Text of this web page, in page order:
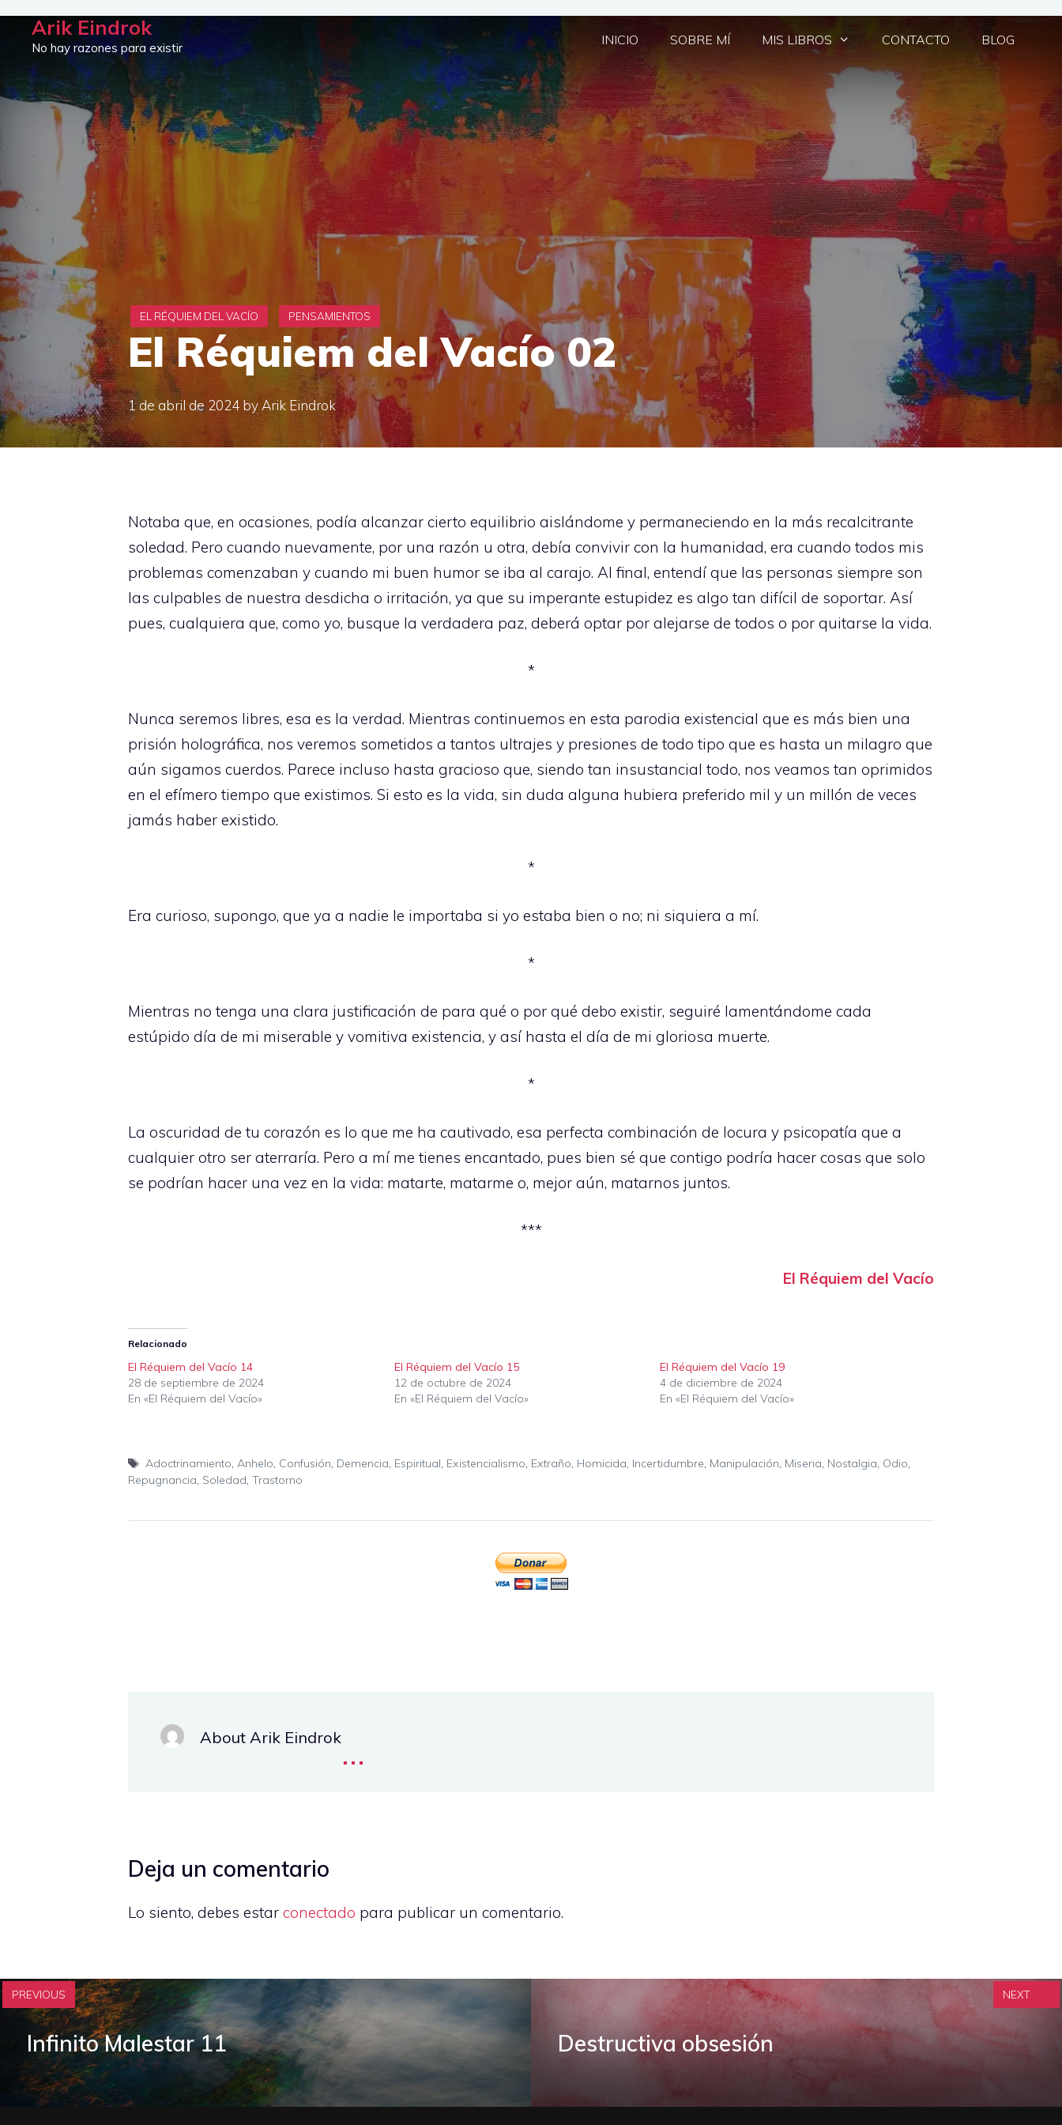
Saltar
contenido
Arik Eindrok
No hay razones para existir
INICIO SOBRE MÍ MIS LIBROS CONTACTO BLOG
El Réquiem del Vacío 02
1 de abril de 2024 by Arik Eindrok
Notaba que, en ocasiones, podía alcanzar cierto equilibrio aislándome y permaneciendo en la más recalcitrante
soledad. Pero cuando nuevamente, por una razón u otra, debía convivir con la humanidad, era cuando todos mis
problemas comenzaban y cuando mi buen humor se iba al carajo. Al final, entendí que las personas siempre son
las culpables de nuestra desdicha o irritación, ya que su imperante estupidez es algo tan difícil de soportar. Así
pues, cualquiera que, como yo, busque la verdadera paz, deberá optar por alejarse de todos o por quitarse la vida.
*
Nunca seremos libres, esa es la verdad. Mientras continuemos en esta parodia existencial que es más bien una
prisión holográfica, nos veremos sometidos a tantos ultrajes y presiones de todo tipo que es hasta un milagro que
aún sigamos cuerdos. Parece incluso hasta gracioso que, siendo tan insustancial todo, nos veamos tan oprimidos
en el efímero tiempo que existimos. Si esto es la vida, sin duda alguna hubiera preferido mil y un millón de veces
jamás haber existido.
*
Era curioso, supongo, que ya a nadie le importaba si yo estaba bien o no; ni siquiera a mí.
*
Mientras no tenga una clara justificación de para qué o por qué debo existir, seguiré lamentándome cada
estúpido día de mi miserable y vomitiva existencia, y así hasta el día de mi gloriosa muerte.
*
La oscuridad de tu corazón es lo que me ha cautivado, esa perfecta combinación de locura y psicopatía que a
cualquier otro ser aterraría. Pero a mí me tienes encantado, pues bien sé que contigo podría hacer cosas que solo
se podrían hacer una vez en la vida: matarte, matarme o, mejor aún, matarnos juntos.
***
El Réquiem del Vacío
Relacionado
El Réquiem del Vacío 14
28 de septiembre de 2024
En «El Réquiem del Vacío»
El Réquiem del Vacío 15
12 de octubre de 2024
En «El Réquiem del Vacío»
El Réquiem del Vacío 19
4 de diciembre de 2024
En «El Réquiem del Vacío»
Etiquetas
Adoctrinamiento, Anhelo, Confusión, Demencia, Espiritual, Existencialismo, Extraño, Homicida, Incertidumbre, Manipulación, Miseria, Nostalgia, Odio,
Repugnancia, Soledad, Trastorno
About Arik Eindrok...
Deja un comentario
Lo siento, debes estar conectado para publicar un comentario.
PREVIOUS
Infinito Malestar 11 Destructiva obsesión
NEXT